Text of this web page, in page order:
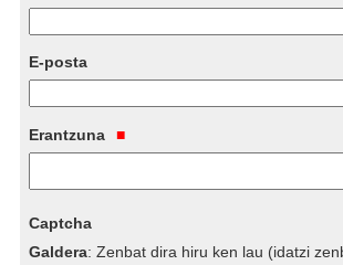
E-posta
Erantzuna
Captcha
Galdera:Zenbat dira hiru ken lau (idatzi